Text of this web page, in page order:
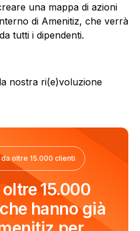
una mappa di azioni
di Amenitiz, che verrà
tutti i dipendenti.
nostra ri(e)voluzione
oltre 15.000 clienti
15.000
hanno già